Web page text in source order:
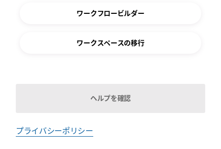
ワークフロービルダー
ワークスペースの移行
ヘルプを確認
プライバシーポリシー